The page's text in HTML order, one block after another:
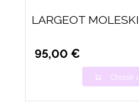
LARGEOT
95,00 €
Choisir